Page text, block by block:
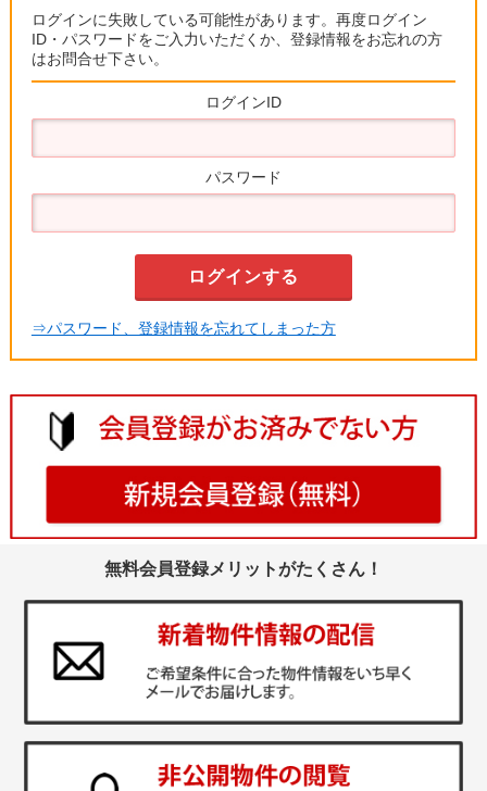
ログインに失敗している可能性があります。再度ログイン
ID・パスワードをご入力いただくか、登録情報をお忘れの方
はお問合せ下さい。
ログインID
パスワード
⇒パスワード、登録情報を忘れてしまった方
無料会員登録メリットがたくさん！